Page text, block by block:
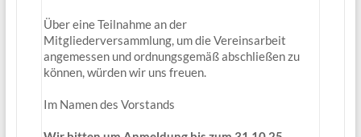
Über eine Teilnahme an der
Mitgliederversammlung, um die Vereinsarbeit
angemessen und ordnungsgemäß abschließen zu
können, würden wir uns freuen.
Im Namen des Vorstands